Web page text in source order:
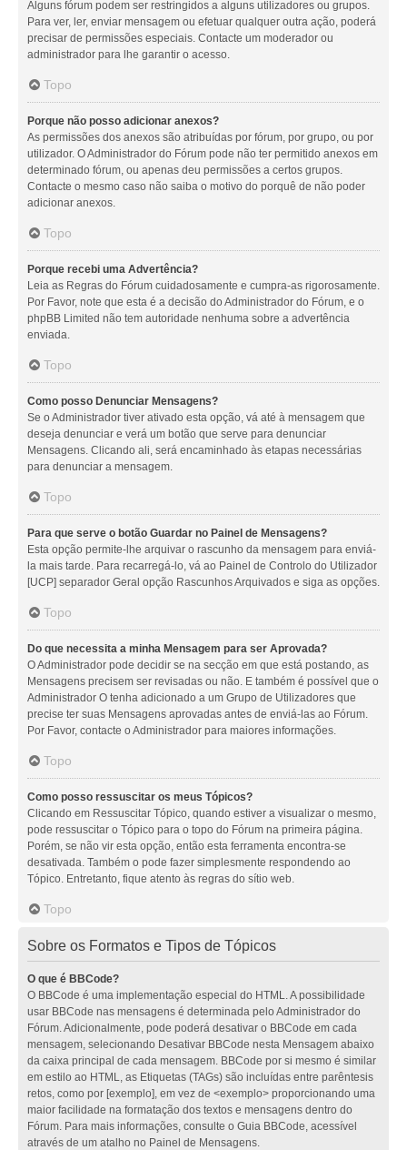
Alguns fórum podem ser restringidos a alguns utilizadores ou grupos.
Para ver, ler, enviar mensagem ou efetuar qualquer outra ação, poderá
precisar de permissões especiais. Contacte um moderador ou
administrador para lhe garantir o acesso.
Topo
Porque não posso adicionar anexos?
As permissões dos anexos são atribuídas por fórum, por grupo, ou por
utilizador. O Administrador do Fórum pode não ter permitido anexos em
determinado fórum, ou apenas deu permissões a certos grupos.
Contacte o mesmo caso não saiba o motivo do porquê de não poder
adicionar anexos.
Topo
Porque recebi uma Advertência?
Leia as Regras do Fórum cuidadosamente e cumpra-as rigorosamente.
Por Favor, note que esta é a decisão do Administrador do Fórum, e o
phpBB Limited não tem autoridade nenhuma sobre a advertência
enviada.
Topo
Como posso Denunciar Mensagens?
Se o Administrador tiver ativado esta opção, vá até à mensagem que
deseja denunciar e verá um botão que serve para denunciar
Mensagens. Clicando ali, será encaminhado às etapas necessárias
para denunciar a mensagem.
Topo
Para que serve o botão Guardar no Painel de Mensagens?
Esta opção permite-lhe arquivar o rascunho da mensagem para enviá-
la mais tarde. Para recarregá-lo, vá ao Painel de Controlo do Utilizador
[UCP] separador Geral opção Rascunhos Arquivados e siga as opções.
Topo
Do que necessita a minha Mensagem para ser Aprovada?
O Administrador pode decidir se na secção em que está postando, as
Mensagens precisem ser revisadas ou não. E também é possível que o
Administrador O tenha adicionado a um Grupo de Utilizadores que
precise ter suas Mensagens aprovadas antes de enviá-las ao Fórum.
Por Favor, contacte o Administrador para maiores informações.
Topo
Como posso ressuscitar os meus Tópicos?
Clicando em Ressuscitar Tópico, quando estiver a visualizar o mesmo,
pode ressuscitar o Tópico para o topo do Fórum na primeira página.
Porém, se não vir esta opção, então esta ferramenta encontra-se
desativada. Também o pode fazer simplesmente respondendo ao
Tópico. Entretanto, fique atento às regras do sítio web.
Topo
Sobre os Formatos e Tipos de Tópicos
O que é BBCode?
O BBCode é uma implementação especial do HTML. A possibilidade
usar BBCode nas mensagens é determinada pelo Administrador do
Fórum. Adicionalmente, pode poderá desativar o BBCode em cada
mensagem, selecionando Desativar BBCode nesta Mensagem abaixo
da caixa principal de cada mensagem. BBCode por si mesmo é similar
em estilo ao HTML, as Etiquetas (TAGs) são incluídas entre parêntesis
retos, como por [exemplo], em vez de <exemplo> proporcionando uma
maior facilidade na formatação dos textos e mensagens dentro do
Fórum. Para mais informações, consulte o Guia BBCode, acessível
através de um atalho no Painel de Mensagens.